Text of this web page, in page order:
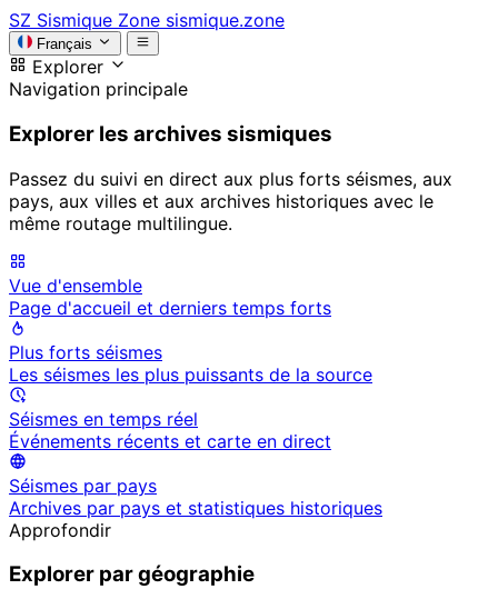
SZ Sismique Zone sismique.zone
Français
Explorer
Navigation principale
Explorer les archives sismiques
Passez du suivi en direct aux plus forts séismes, aux
pays, aux villes et aux archives historiques avec le
même routage multilingue.
Vue d'ensemble
Page d'accueil et derniers temps forts
Plus forts séismes
Les séismes les plus puissants de la source
Séismes en temps réel
Événements récents et carte en direct
Séismes par pays
Archives par pays et statistiques historiques
Approfondir
Explorer par géographie